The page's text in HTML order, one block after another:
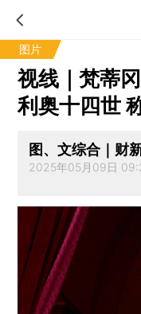
图片
视线｜梵蒂
利奥十四世
图、文综合｜财
2025年05月09日